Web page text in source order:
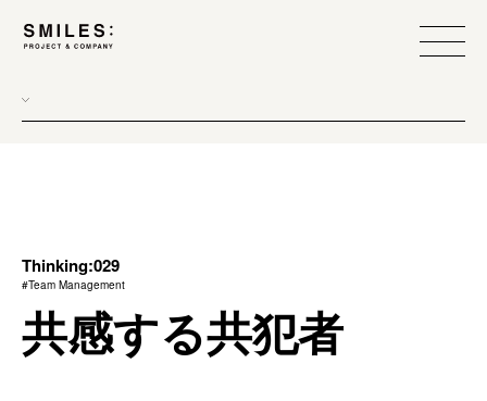
scope
process
team management
Thinking:029
#Team Management
共感する共犯者